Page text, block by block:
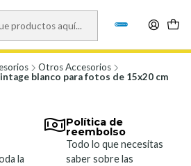
5478, Ñuñoa. Lunes a Viernes 9.30 a
Domingos de 10:00 a 17:00
Otros Accesorios
blanco para fotos de 15x20 cm
la
Política de
reembolso
Todo lo que necesitas
saber sobre las